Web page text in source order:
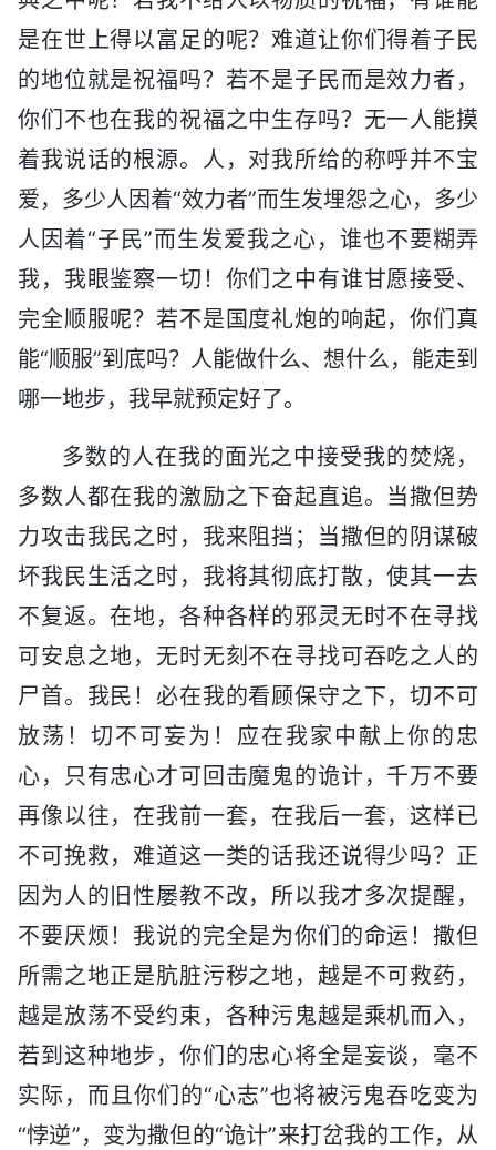
是在世上得以富足的呢？难道让你们得着子民
的地位就是祝福吗？若不是子民而是效力者，
你们不也在我的祝福之中生存吗？无一人能摸
着我说话的根源。人，对我所给的称呼并不宝
爱，多少人因着“效力者”而生发埋怨之心，多少
人因着“子民”而生发爱我之心，谁也不要糊弄
我，我眼鉴察一切！你们之中有谁甘愿接受、
完全顺服呢？若不是国度礼炮的响起，你们真
能“顺服”到底吗？人能做什么、想什么，能走到
哪一地步，我早就预定好了。
多数的人在我的面光之中接受我的焚烧，
多数人都在我的激励之下奋起直追。当撒但势
力攻击我民之时，我来阻挡；当撒但的阴谋破
坏我民生活之时，我将其彻底打散，使其一去
不复返。在地，各种各样的邪灵无时不在寻找
可安息之地，无时无刻不在寻找可吞吃之人的
尸首。我民！必在我的看顾保守之下，切不可
放荡！切不可妄为！应在我家中献上你的忠
心，只有忠心才可回击魔鬼的诡计，千万不要
再像以往，在我前一套，在我后一套，这样已
不可挽救，难道这一类的话我还说得少吗？正
因为人的旧性屡教不改，所以我才多次提醒，
不要厌烦！我说的完全是为你们的命运！撒但
所需之地正是肮脏污秽之地，越是不可救药，
越是放荡不受约束，各种污鬼越是乘机而入，
若到这种地步，你们的忠心将全是妄谈，毫不
实际，而且你们的“心志”也将被污鬼吞吃变为
“悖逆”，变为撒但的“诡计”来打岔我的工作，从